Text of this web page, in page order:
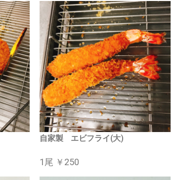
自家製 エビフライ(大)
1尾 ￥250